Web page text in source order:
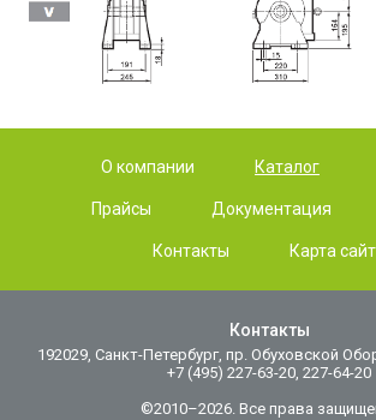
О компании Каталог
Прайсы Документация
Контакты Карта
Контакты
192029, Санкт-Петербург, пр. Обуховской
+7 (495) 227-63-20, 227-64-20
©2010–2026. Все права